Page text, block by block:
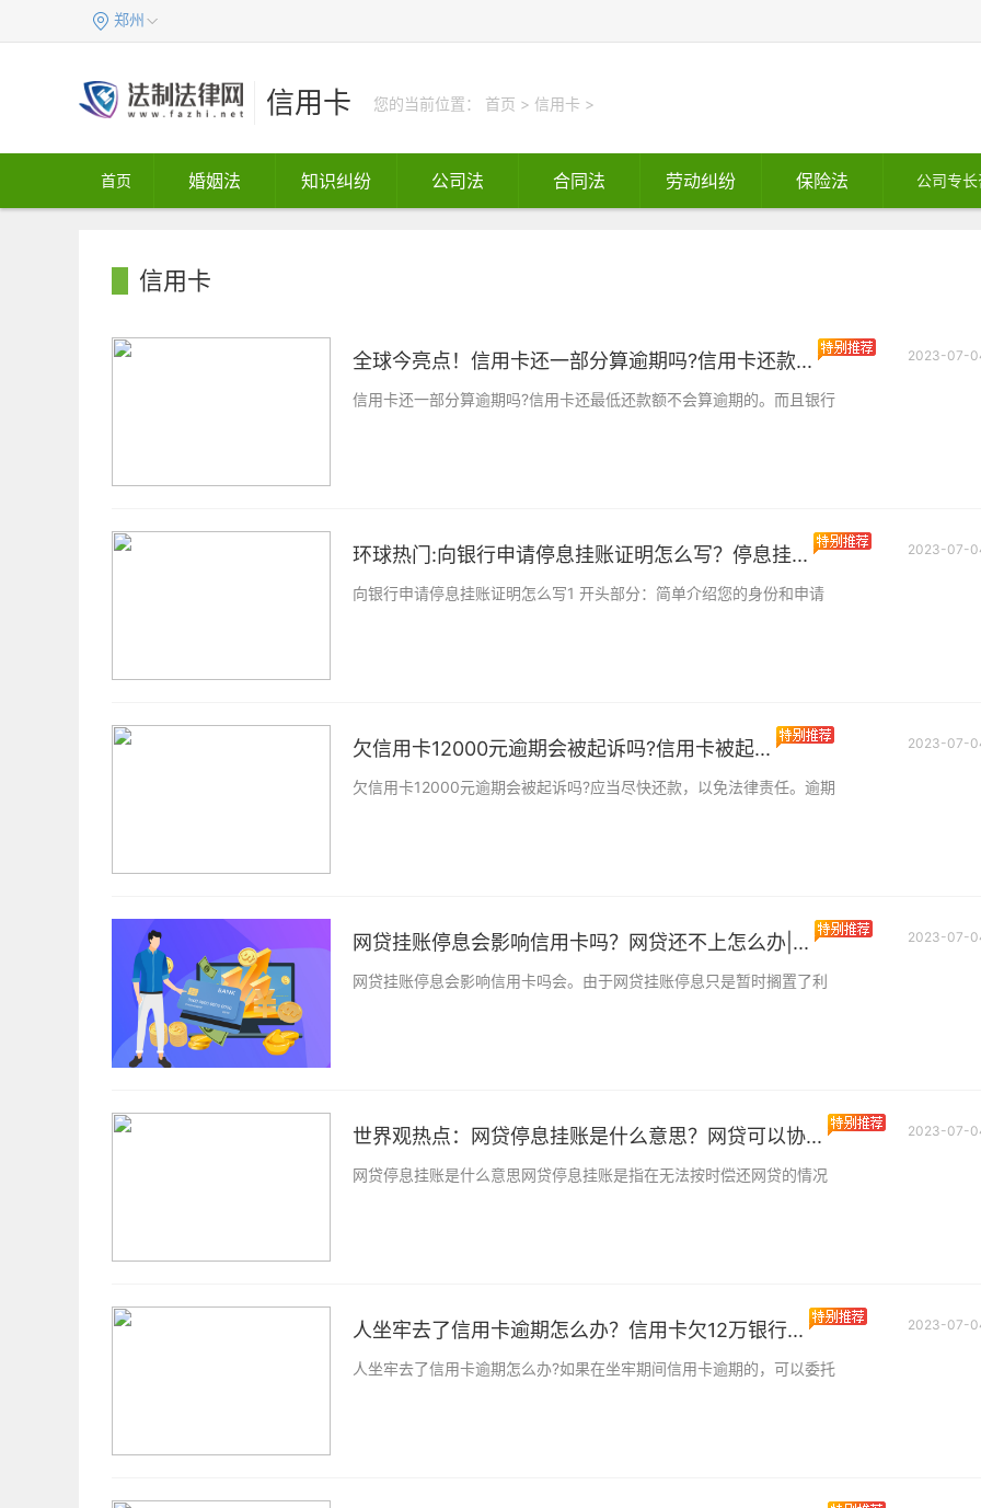
郑州
信用卡 您的当前位置： 首页 > 信用卡 >
首页 婚姻法 知识纠纷 公司法 合同法 劳动纠纷 保险法 公司专
信用卡
全球今亮点！信用卡还一部分算逾期吗?信用卡还款... 2023-07-
信用卡还一部分算逾期吗?信用卡还最低还款额不会算逾期的。而且银行
环球热门:向银行申请停息挂账证明怎么写？停息挂... 2023-07-
向银行申请停息挂账证明怎么写1 开头部分：简单介绍您的身份和申请
欠信用卡12000元逾期会被起诉吗?信用卡被起... 2023-07-
欠信用卡12000元逾期会被起诉吗?应当尽快还款，以免法律责任。逾期
网贷挂账停息会影响信用卡吗？网贷还不上怎么办|... 2023-07-
网贷挂账停息会影响信用卡吗会。由于网贷挂账停息只是暂时搁置了利
世界观热点：网贷停息挂账是什么意思？网贷可以协... 2023-07-
网贷停息挂账是什么意思网贷停息挂账是指在无法按时偿还网贷的情况
人坐牢去了信用卡逾期怎么办？信用卡欠12万银行... 2023-07-
人坐牢去了信用卡逾期怎么办?如果在坐牢期间信用卡逾期的，可以委托
负有保守用人单位商
银行挂账停息吗？怎
父母生病能在银行挂
什么规定？